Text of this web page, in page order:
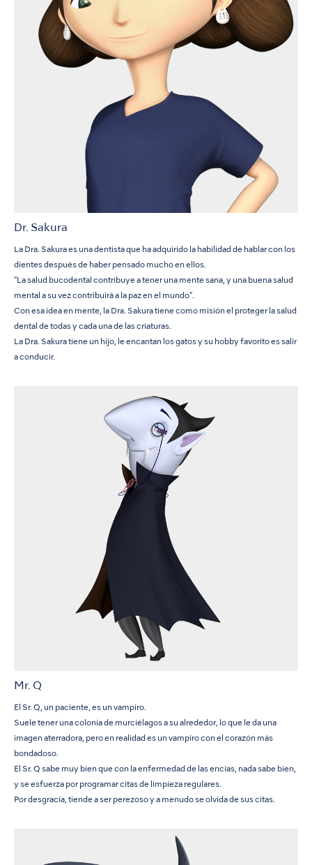
Dr. Sakura
La Dra. Sakura es una dentista que ha adquirido la habilidad de hablar con los
dientes después de haber pensado mucho en ellos.
"La salud bucodental contribuye a tener una mente sana, y una buena salud
mental a su vez contribuirá a la paz en el mundo".
Con esa idea en mente, la Dra. Sakura tiene como misión el proteger la salud
dental de todas y cada una de las criaturas.
La Dra. Sakura tiene un hijo, le encantan los gatos y su hobby favorito es salir
a conducir.
Mr. Q
El Sr. Q, un paciente, es un vampiro.
Suele tener una colonia de murciélagos a su alrededor, lo que le da una
imagen aterradora, pero en realidad es un vampiro con el corazón más
bondadoso.
El Sr. Q sabe muy bien que con la enfermedad de las encías, nada sabe bien,
y se esfuerza por programar citas de limpieza regulares.
Por desgracia, tiende a ser perezoso y a menudo se olvida de sus citas.